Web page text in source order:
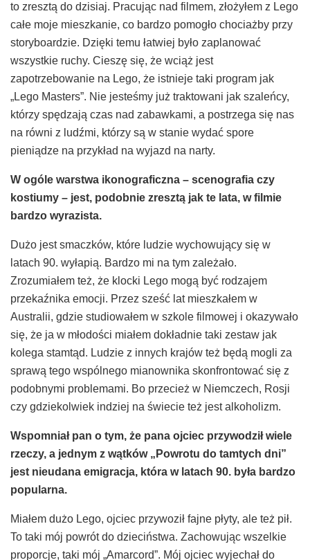
to zresztą do dzisiaj. Pracując nad filmem, złożyłem z Lego
całe moje mieszkanie, co bardzo pomogło chociażby przy
storyboardzie. Dzięki temu łatwiej było zaplanować
wszystkie ruchy. Cieszę się, że wciąż jest
zapotrzebowanie na Lego, że istnieje taki program jak
„Lego Masters”. Nie jesteśmy już traktowani jak szaleńcy,
którzy spędzają czas nad zabawkami, a postrzega się nas
na równi z ludźmi, którzy są w stanie wydać spore
pieniądze na przykład na wyjazd na narty.
W ogó le warstwa ikonograficzna – scenografia czy
kostiumy – jest, podobnie zresztą jak te lata, w filmie
bardzo wyrazista.
Dużo jest smaczków, które ludzie wychowujący się w
latach 90. wyłapią. Bardzo mi na tym zależało.
Zrozumiałem też, że klocki Lego mogą być rodzajem
przekaźnika emocji. Przez sześć lat mieszkałem w
Australii, gdzie studiowałem w szkole filmowej i okazywało
się, że ja w młodości miałem dokładnie taki zestaw jak
kolega stamtąd. Ludzie z innych krajów też będą mogli za
sprawą tego wspólnego mianownika skonfrontować się z
podobnymi problemami. Bo przecież w Niemczech, Rosji
czy gdziekolwiek indziej na świecie też jest alkoholizm.
Wspomniał pan o tym, że pana ojciec przywodziłwiele
rzeczy, a jednym z wątków „ Powrotu do tamtych dni”
jest nieudana emigracja, która w latach 90. była bardzo
popularna.
Miałem dużo Lego, ojciec przywoził fajne płyty, ale też pił.
To taki mój powrót do dzieciństwa. Zachowując wszelkie
proporcje, taki mój „Amarcord”. Mój ojciec wyjechał do